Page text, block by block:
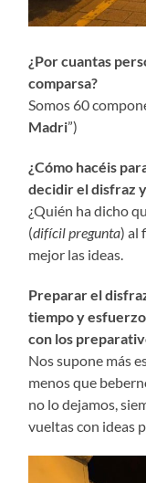
¿Por cuantas
comparsa?
Somos 60
Madri”)
¿Cómo hacéis
decidir el disfraz
¿Quién ha dicho
(difícil pregunta) al
mejor las ideas.
Preparar el
tiempo y
con los
Nos supone más
menos que
no lo dejamos,
vueltas con ideas